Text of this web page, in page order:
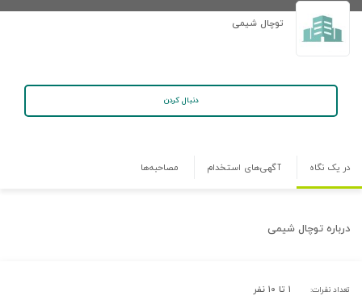
توچال شیمی
دنبال کردن
در یک نگاه آگهی‌های استخدام مصاحبه‌ها
درباره توچال شیمی
تعداد نفرات: ۱ تا ۱۰ نفر